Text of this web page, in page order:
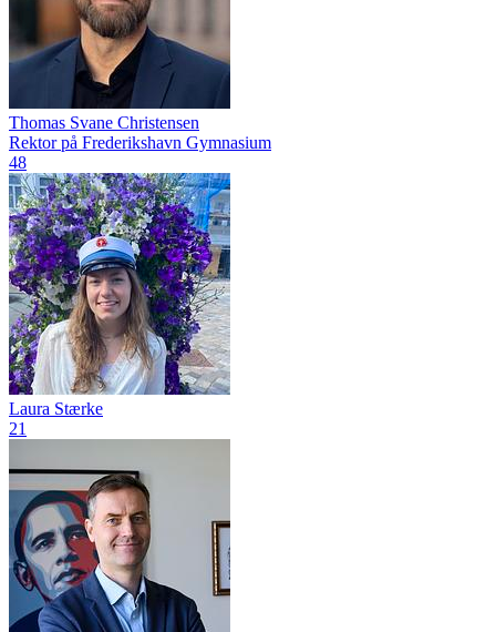
Thomas Svane Christensen
Rektor på Frederikshavn Gymnasium
48
Laura Stærke
21